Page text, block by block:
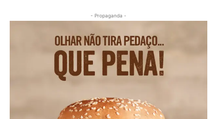
- Propaganda -